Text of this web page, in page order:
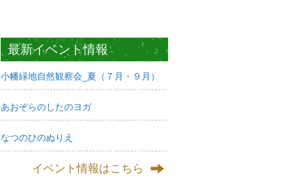
最新イベント情報
小幡緑地自然観察会_夏（７月・９月）
あおぞらのしたのヨガ
なつのひのぬりえ
イベント情報はこちら